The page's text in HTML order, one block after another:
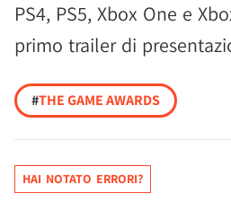
PS4, PS5, Xbox One e
primo trailer di
#THE GAME AWARDS
HAI NOTATO ERRORI?